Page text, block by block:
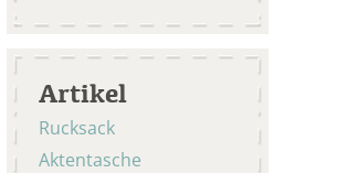
Artikel
Rucksack
Aktentasche